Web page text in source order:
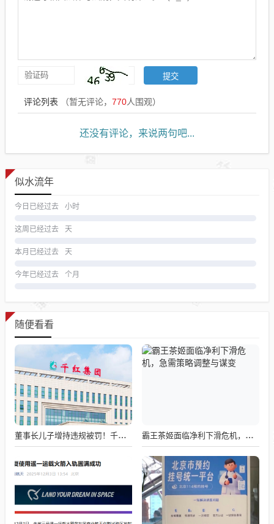
评论列表 （暂无评论， 770人围观）
还没有评论，来说两句吧...
似水流年
今日已经过去 小时
这周已经过去 天
本月已经过去 天
今年已经过去 个月
随便看看
董事长儿子增持违规被罚！千红制药市值128亿，半年净赚2.58亿却踩雷信托5年 霸王茶姬面临净利下滑危机，急需策略调整与谋变